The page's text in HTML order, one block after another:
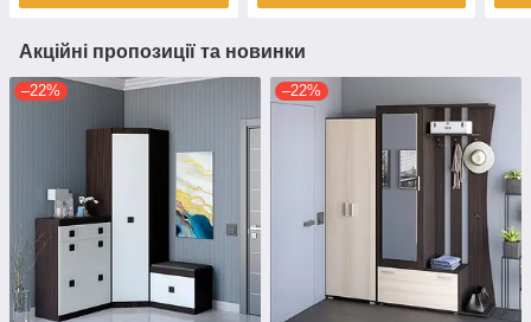
Акційні пропозиції та новинки
–22% –22%